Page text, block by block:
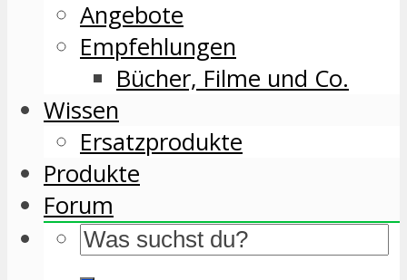
Angebote
Empfehlungen
Bücher, Filme und Co.
Wissen
Ersatzprodukte
Produkte
Forum